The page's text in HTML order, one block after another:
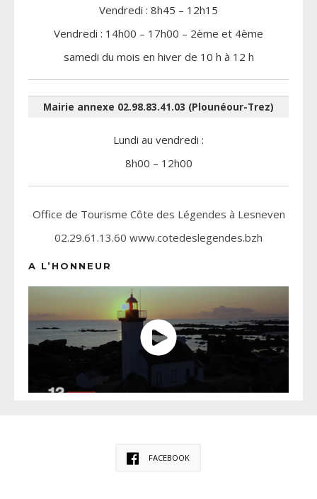
Vendredi : 8h45 – 12h15
Vendredi : 14h00 – 17h00 – 2ème et 4ème
samedi du mois en hiver de 10 h à 12 h
Mairie annexe 02.98.83.41.03 (Plounéour-Trez)
Lundi au vendredi :
8h00 – 12h00
Office de Tourisme Côte des Légendes à Lesneven
02.29.61.13.60 www.cotedeslegendes.bzh
A L’HONNEUR
FACEBOOK